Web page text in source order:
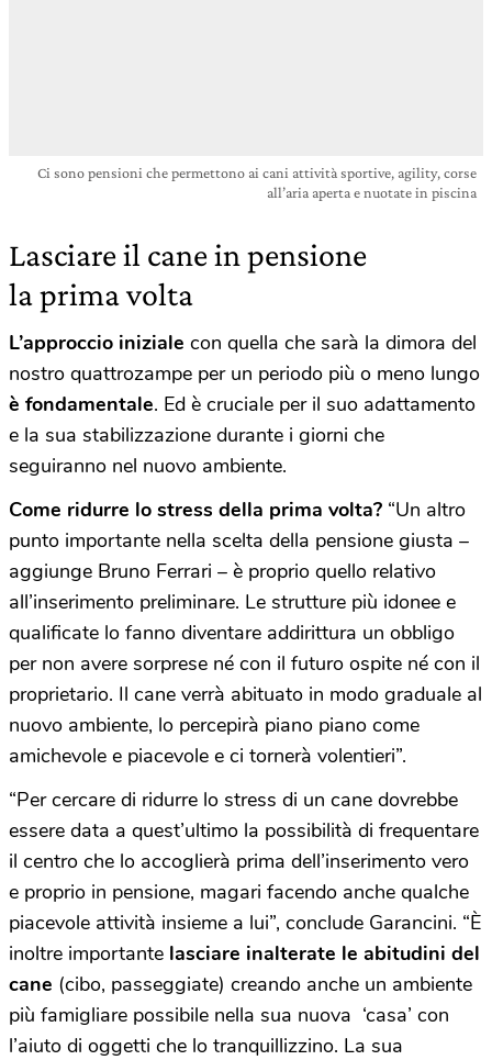
Ci sono pensioni che permettono ai cani attività sportive, agility, corse
all’aria aperta e nuotate in piscina
Lasciare il cane in pensione
la prima volta
L’approccio iniziale con quella che sarà la dimora del
nostro quattrozampe per un periodo più o meno lungo
è fondamentale. Ed è cruciale per il suo adattamento
e la sua stabilizzazione durante i giorni che
seguiranno nel nuovo ambiente.
Come ridurre lo stress della prima volta? “Un altro
punto importante nella scelta della pensione giusta –
aggiunge Bruno Ferrari – è proprio quello relativo
all’inserimento preliminare. Le strutture più idonee e
qualificate lo fanno diventare addirittura un obbligo
per non avere sorprese né con il futuro ospite né con il
proprietario. Il cane verrà abituato in modo graduale al
nuovo ambiente, lo percepirà piano piano come
amichevole e piacevole e ci tornerà volentieri”.
“Per cercare di ridurre lo stress di un cane dovrebbe
essere data a quest’ultimo la possibilità di frequentare
il centro che lo accoglierà prima dell’inserimento vero
e proprio in pensione, magari facendo anche qualche
piacevole attività insieme a lui”, conclude Garancini. “È
inoltre importante lasciare inalterate le abitudini del
cane (cibo, passeggiate) creando anche un ambiente
più famigliare possibile nella sua nuova ‘casa’ con
l’aiuto di oggetti che lo tranquillizzino. La sua